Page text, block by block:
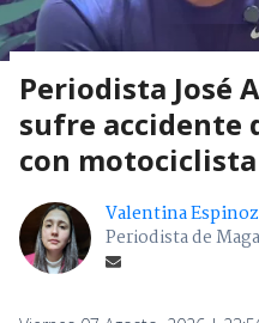
Periodista José
sufre accidente
con motociclista
Valentina
Periodista de